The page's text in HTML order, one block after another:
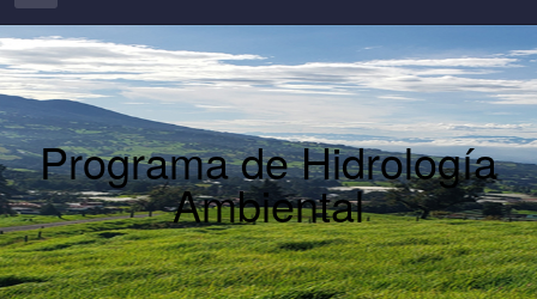
Programa de Hidrología
Ambiental